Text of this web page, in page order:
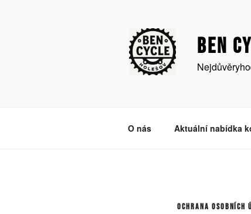
BEN
O nás Aktuální nabídka
OCHRANA OSOBNÍCH